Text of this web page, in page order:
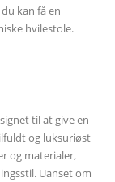
kan få en
hvilestole.
til at give en
og luksuriøst
og materialer,
Uanset om